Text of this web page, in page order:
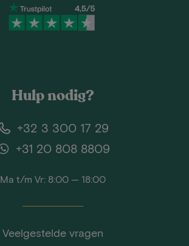
Hulp nodig?
+32 3 300 17 29
+31 20 808 8809
Ma t/m Vr: 8:00 — 18:00
Veelgestelde vragen